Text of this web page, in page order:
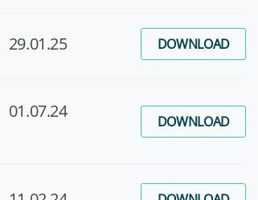
29.01.25 DOWNLOAD
01.07.24 DOWNLOAD